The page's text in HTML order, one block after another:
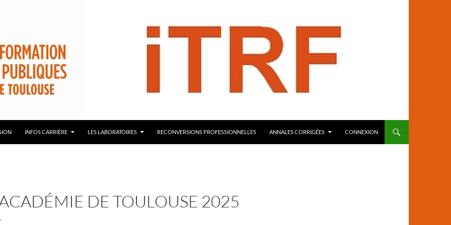
de Toulouse – ITRF
INFOS CARRIÈRE LES LABORATOIRES RECONVERSIONS PROFESSIONNELLES ANNALES CORRIGÉES CONNEXION
DE TOULOUSE 2025